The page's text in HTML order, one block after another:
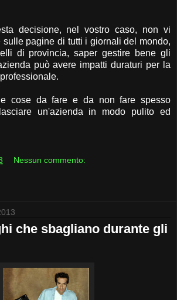
decisione, nel vostro caso, non vi
sulle pagine di tutti i giornali del mondo,
di provincia, saper gestire bene gli
può avere impatti duraturi per la
cose da fare e da non fare spesso
un'azienda in modo pulito ed
Nessun commento:
che sbagliano durante gli